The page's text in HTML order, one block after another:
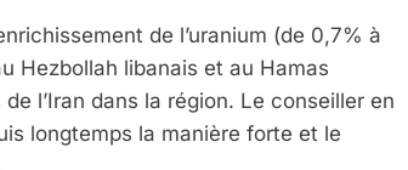
de l’uranium (de 0,7% à
Hezbollah libanais et au Hamas
l’Iran dans la région. Le conseiller en
longtemps la manière forte et le